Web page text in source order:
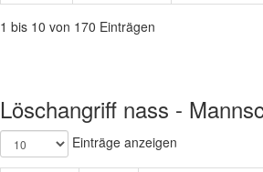
1 bis 10 von 170 Einträgen
Löschangriff nass -
Einträge anzeigen